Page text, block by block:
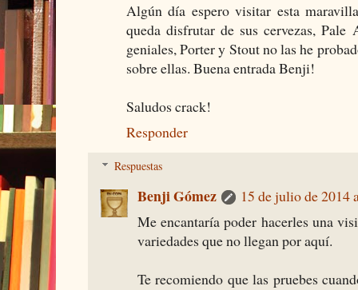
Algún día espero visitar esta
queda disfrutar de sus cervezas,
geniales, Porter y Stout no las he
sobre ellas. Buena entrada Benji!
Saludos crack!
Responder
Respuestas
Benji Gómez
15 de julio de 2014
Me encantaría poder hacerles una
variedades que no llegan por aquí.
Te recomiendo que las pruebes